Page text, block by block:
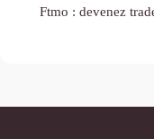
Ftmo : devenez